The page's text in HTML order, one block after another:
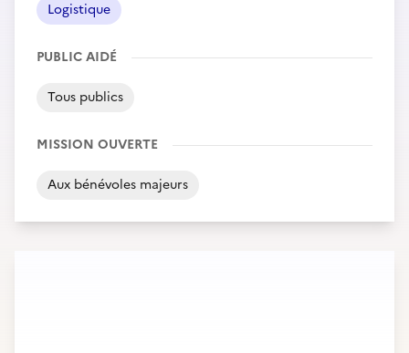
Logistique
PUBLIC AIDÉ
Tous publics
MISSION OUVERTE
Aux bénévoles majeurs